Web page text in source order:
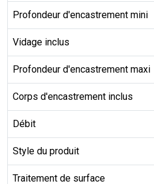
Profondeur d'encastrement mini
Vidage inclus
Profondeur d'encastrement maxi
Corps d'encastrement inclus
Débit
Style du produit
Traitement de surface